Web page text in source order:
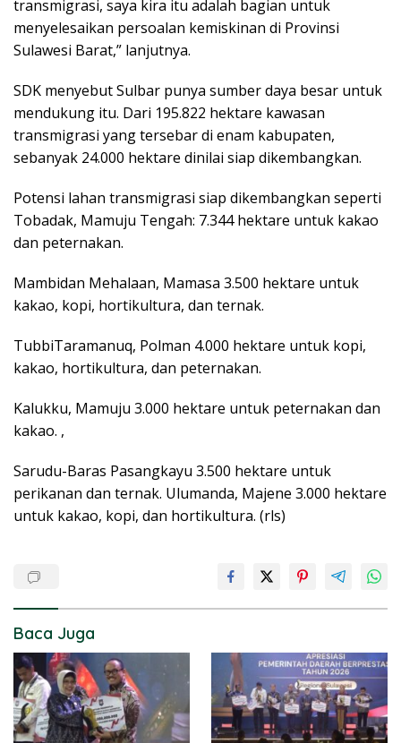
transmigrasi, saya kira itu adalah bagian untuk
menyelesaikan persoalan kemiskinan di Provinsi
Sulawesi Barat,” lanjutnya.
SDK menyebut Sulbar punya sumber daya besar untuk
mendukung itu. Dari 195.822 hektare kawasan
transmigrasi yang tersebar di enam kabupaten,
sebanyak 24.000 hektare dinilai siap dikembangkan.
Potensi lahan transmigrasi siap dikembangkan seperti
Tobadak, Mamuju Tengah: 7.344 hektare untuk kakao
dan peternakan.
Mambidan Mehalaan, Mamasa 3.500 hektare untuk
kakao, kopi, hortikultura, dan ternak.
TubbiTaramanuq, Polman 4.000 hektare untuk kopi,
kakao, hortikultura, dan peternakan.
Kalukku, Mamuju 3.000 hektare untuk peternakan dan
kakao. ,
Sarudu-Baras Pasangkayu 3.500 hektare untuk
perikanan dan ternak. Ulumanda, Majene 3.000 hektare
untuk kakao, kopi, dan hortikultura. (rls)
Baca Juga